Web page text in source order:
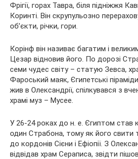
Фрігії, горах Тавра, біля підніжжя
Коринті. Він скрупульозно
об’єкти, річки, гори.
Корінф він називає багатим і
Цезар відновив його. По дорозі
семи чудес світу – статую Зевса,
Фароський маяк, Єгипетські
жив в Олександрії, спілкувався з
храмі муз – Мусее.
У 26-24 роках до н. е. Єгиптом став
один Страбона, тому як його свити
до кордонів Сієни і Ефіопії. З
відвідав храм Сераписа, звідти